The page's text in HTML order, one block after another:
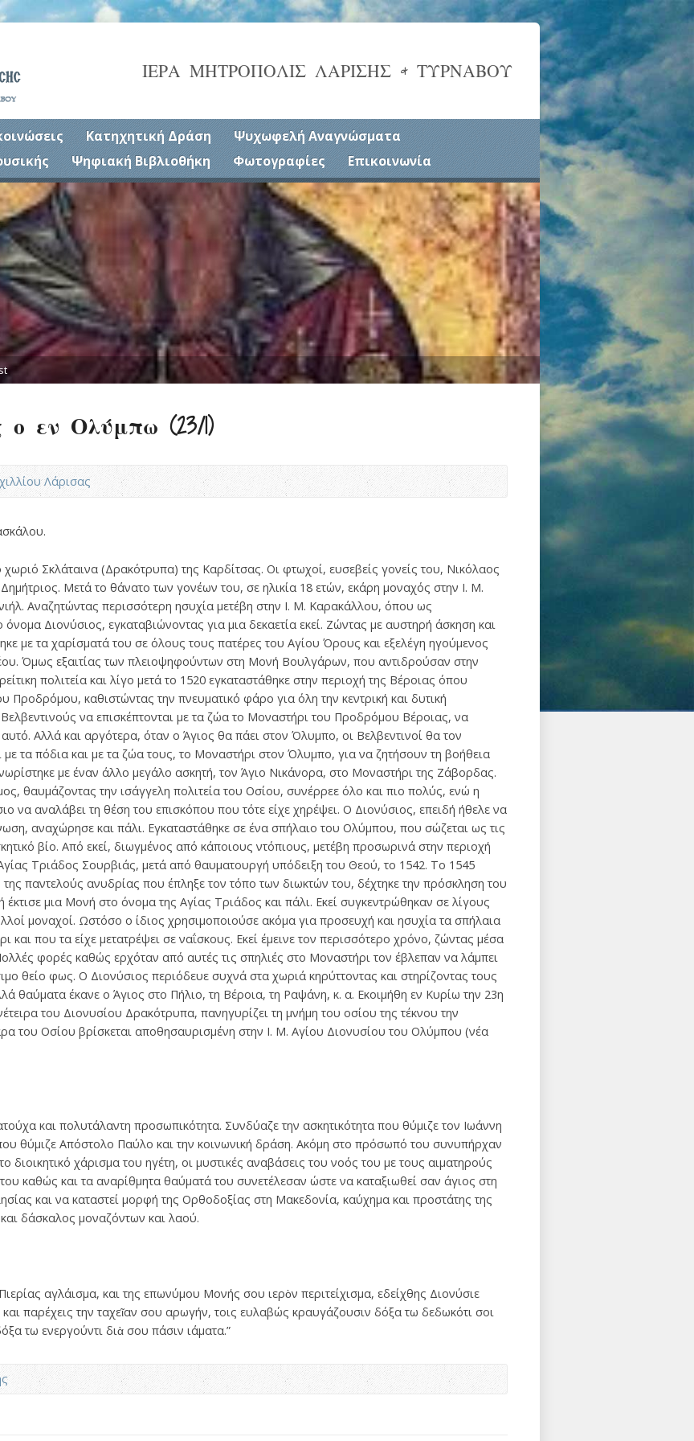
ΙΕΡΑ ΜΗΤΡΟΠΟΛΙΣ ΛΑΡΙΣΗΣ & ΤΥΡΝΑΒΟΥ
Κατηχητική Δράση
Ψυχωφελή Αναγνώσματα
Ψηφιακή Βιβλιοθήκη Φωτογραφίες Επικοινωνία
ο εν Ολύμπω (23/1)
Λάρισας
Σκλάταινα (Δρακότρυπα) της Καρδίτσας. Οι φτωχοί, ευσεβείς γονείς του, Νικόλαος
Μετά το θάνατο των γονέων του, σε ηλικία 18 ετών, εκάρη μοναχός στην Ι. Μ.
Αναζητώντας περισσότερη ησυχία μετέβη στην Ι. Μ. Καρακάλλου, όπου ως
Διονύσιος, εγκαταβιώνοντας για μια δεκαετία εκεί. Ζώντας με αυστηρή άσκηση και
με τα χαρίσματά του σε όλους τους πατέρες του Αγίου Όρους και εξελέγη ηγούμενος
Όμως εξαιτίας των πλειοψηφούντων στη Μονή Βουλγάρων, που αντιδρούσαν στην
πολιτεία και λίγο μετά το 1520 εγκαταστάθηκε στην περιοχή της Βέροιας όπου
Προδρόμου, καθιστώντας την πνευματικό φάρο για όλη την κεντρική και δυτική
να επισκέπτονται με τα ζώα το Μοναστήρι του Προδρόμου Βέροιας, να
Αλλά και αργότερα, όταν ο Άγιος θα πάει στον Όλυμπο, οι Βελβεντινοί θα τον
με τα πόδια και με τα ζώα τους, το Μοναστήρι στον Όλυμπο, για να ζητήσουν τη βοήθεια
με έναν άλλο μεγάλο ασκητή, τον Άγιο Νικάνορα, στο Μοναστήρι της Ζάβορδας.
θαυμάζοντας την ισάγγελη πολιτεία του Οσίου, συνέρρεε όλο και πιο πολύς, ενώ η
να αναλάβει τη θέση του επισκόπου που τότε είχε χηρέψει. Ο Διονύσιος, επειδή ήθελε να
αναχώρησε και πάλι. Εγκαταστάθηκε σε ένα σπήλαιο του Ολύμπου, που σώζεται ως τις
βίο. Από εκεί, διωγμένος από κάποιους ντόπιους, μετέβη προσωρινά στην περιοχή
Τριάδος Σουρβιάς, μετά από θαυματουργή υπόδειξη του Θεού, το 1542. Το 1545
παντελούς ανυδρίας που έπληξε τον τόπο των διωκτών του, δέχτηκε την πρόσκληση του
μια Μονή στο όνομα της Αγίας Τριάδος και πάλι. Εκεί συγκεντρώθηκαν σε λίγους
μοναχοί. Ωστόσο ο ίδιος χρησιμοποιούσε ακόμα για προσευχή και ησυχία τα σπήλαια
που τα είχε μετατρέψει σε ναΐσκους. Εκεί έμεινε τον περισσότερο χρόνο, ζώντας μέσα
φορές καθώς ερχόταν από αυτές τις σπηλιές στο Μοναστήρι τον έβλεπαν να λάμπει
θείο φως. Ο Διονύσιος περιόδευε συχνά στα χωριά κηρύττοντας και στηρίζοντας τους
θαύματα έκανε ο Άγιος στο Πήλιο, τη Βέροια, τη Ραψάνη, κ. α. Εκοιμήθη εν Κυρίω την 23η
του Διονυσίου Δρακότρυπα, πανηγυρίζει τη μνήμη του οσίου της τέκνου την
του Οσίου βρίσκεται αποθησαυρισμένη στην Ι. Μ. Αγίου Διονυσίου του Ολύμπου (νέα
και πολυτάλαντη προσωπικότητα. Συνδύαζε την ασκητικότητα που θύμιζε τον Ιωάννη
θύμιζε Απόστολο Παύλο και την κοινωνική δράση. Ακόμη στο πρόσωπό του συνυπήρχαν
διοικητικό χάρισμα του ηγέτη, οι μυστικές αναβάσεις του νοός του με τους αιματηρούς
καθώς και τα αναρίθμητα θαύματά του συνετέλεσαν ώστε να καταξιωθεί σαν άγιος στη
και να καταστεί μορφή της Ορθοδοξίας στη Μακεδονία, καύχημα και προστάτης της
δάσκαλος μοναζόντων και λαού.
αγλάισμα, και της επωνύμου Μονής σου ιερὸν περιτείχισμα, εδείχθης Διονύσιε
παρέχεις την ταχεῖαν σου αρωγήν, τοις ευλαβώς κραυγάζουσιν δόξα τω δεδωκότι σοι
τω ενεργούντι διὰ σου πάσιν ιάματα.”